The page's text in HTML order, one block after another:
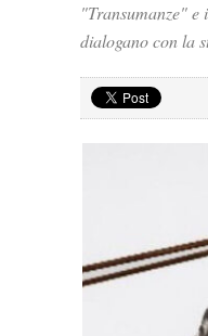
"Transumanze"
dialogano con la